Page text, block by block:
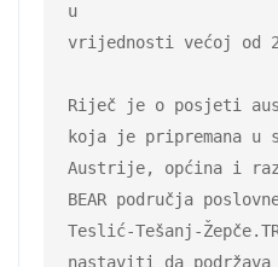
u
vrijednosti većoj od
Riječ je o posjeti
koja je pripremana u
Austrije, općina i
BEAR područja
Teslić-Tešanj-
nastaviti da